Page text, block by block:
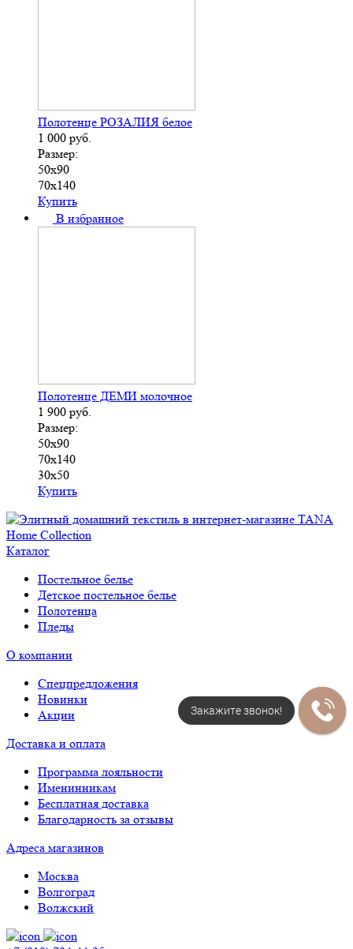
Полотенце РОЗАЛИЯ белое
1 000 руб.
Размер:
50х90
70х140
Купить
В избранное
Полотенце ДЕМИ молочное
1 900 руб.
Размер:
50х90
70х140
30х50
Купить
Каталог
Постельное белье
Детское постельное белье
Полотенца
Пледы
О компании
Спецпредложения
Новинки
Акции
Доставка и оплата
Программа лояльности
Именинникам
Бесплатная доставка
Благодарность за отзывы
Адреса магазинов
Москва
Волгоград
Волжский
Закажите звонок!